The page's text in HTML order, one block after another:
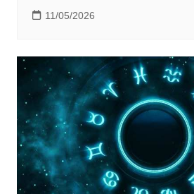
11/05/2026